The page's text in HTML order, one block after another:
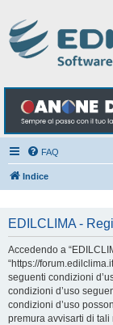
FAQ
Indice
EDILCLIMA -
Accedendo a
“https://
seguenti condizioni
condizioni d’uso
condizioni d’uso
premura avvisarti di